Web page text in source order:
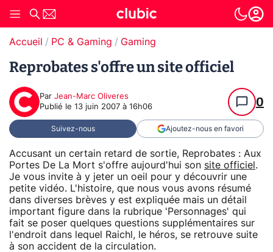
Accueil PC & Gaming Gaming
Reprobates s'offre un site officiel
Par Jean-Marc Oliveres
Publié le 13 juin 2007 à 16h06 0
Suivez-nous Ajoutez-nous en favori
Accusant un certain retard de sortie, Reprobates : Aux
Portes De La Mort s'offre aujourd'hui son site officiel .
Je vous invite à y jeter un oeil pour y découvrir une
petite vidéo. L'histoire, que nous vous avons résumé
dans diverses brèves y est expliquée mais un détail
important figure dans la rubrique 'Personnages' qui
fait se poser quelques questions supplémentaires sur
l'endroit dans lequel Raichl, le héros, se retrouve suite
à son accident de la circulation.